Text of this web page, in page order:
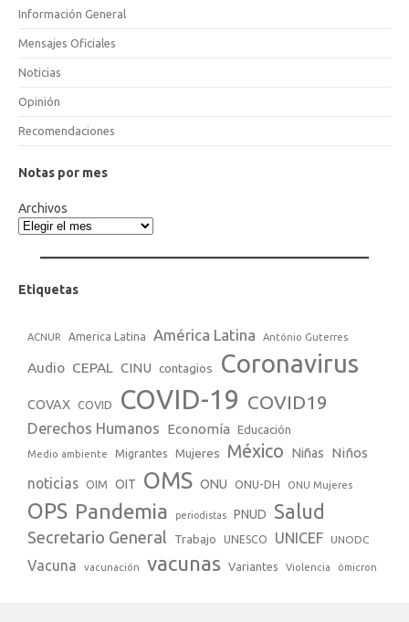
Información General
Mensajes Oficiales
Noticias
Opinión
Recomendaciones
Notas por mes
Archivos
Etiquetas
ACNUR America Latina América Latina António Guterres
Audio CEPAL CINU contagios Coronavirus
COVAX COVID COVID-19 COVID19
Derechos Humanos Economía Educación
Medio ambiente Migrantes Mujeres México Niñas Niños
noticias OIM OIT OMS ONU ONU-DH ONU Mujeres
OPS Pandemia periodistas PNUD Salud
Secretario General Trabajo UNESCO UNICEF UNODC
Vacuna vacunación vacunas Variantes Violencia ómicron